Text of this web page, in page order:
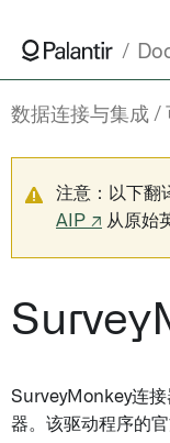
数据连接与集成
注意：以下翻
AIP ↗ 从原始
SurveyMonkey连接
器。该驱动程序的